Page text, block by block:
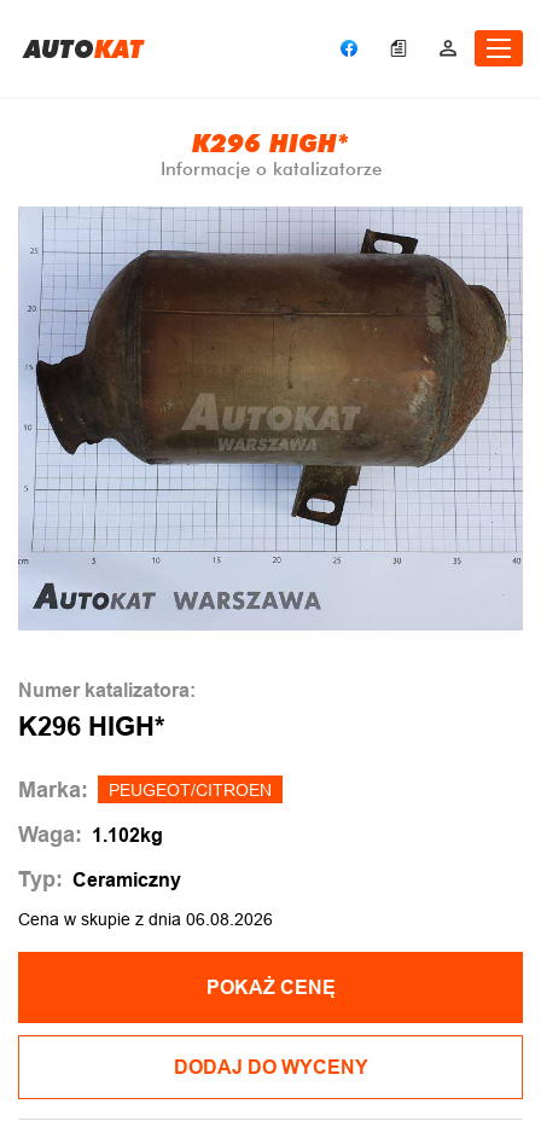
AUTOKAT
K296 HIGH*
Informacje o katalizatorze
Numer katalizatora:
K296 HIGH*
Marka: PEUGEOT/CITROEN
Waga: 1.102kg
Typ: Ceramiczny
Cena w skupie z dnia 06.08.2026
POKAŻ CENĘ
DODAJ DO WYCENY